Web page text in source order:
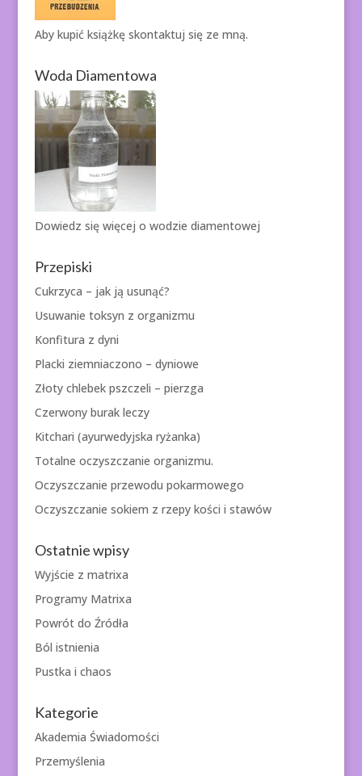
Aby kupić książkę skontaktuj się ze mną.
Woda Diamentowa
Dowiedz się więcej o wodzie diamentowej
Przepiski
Cukrzyca – jak ją usunąć?
Usuwanie toksyn z organizmu
Konfitura z dyni
Placki ziemniaczono – dyniowe
Złoty chlebek pszczeli – pierzga
Czerwony burak leczy
Kitchari (ayurwedyjska ryżanka)
Totalne oczyszczanie organizmu.
Oczyszczanie przewodu pokarmowego
Oczyszczanie sokiem z rzepy kości i stawów
Ostatnie wpisy
Wyjście z matrixa
Programy Matrixa
Powrót do Źródła
Ból istnienia
Pustka i chaos
Kategorie
Akademia Świadomości
Przemyślenia